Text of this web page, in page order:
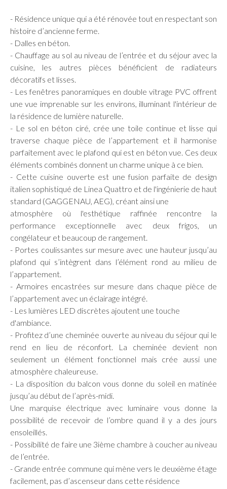
- Résidence unique qui a été rénovée tout en respectant son
histoire d’ancienne ferme.
- Dalles en béton.
- Chauffage au sol au niveau de l’entrée et du séjour avec la
cuisine, les autres pièces bénéficient de radiateurs
décoratifs et lisses.
- Les fenêtres panoramiques en double vitrage PVC offrent
une vue imprenable sur les environs, illuminant l'intérieur de
la résidence de lumière naturelle.
- Le sol en béton ciré, crée une toile continue et lisse qui
traverse chaque pièce de l’appartement et il harmonise
parfaitement avec le plafond qui est en béton vue. Ces deux
éléments combinés donnent un charme unique à ce bien.
- Cette cuisine ouverte est une fusion parfaite de design
italien sophistiqué de Linea Quattro et de l'ingénierie de haut
standard (GAGGENAU, AEG), créant ainsi une
atmosphère où l'esthétique raffinée rencontre la
performance exceptionnelle avec deux frigos, un
congélateur et beaucoup de rangement.
- Portes coulissantes sur mesure avec une hauteur jusqu’au
plafond qui s’intègrent dans l’élément rond au milieu de
l’appartement.
- Armoires encastrées sur mesure dans chaque pièce de
l’appartement avec un éclairage intégré.
- Les lumières LED discrètes ajoutent une touche
d'ambiance.
- Profitez d’une cheminée ouverte au niveau du séjour qui le
rend en lieu de réconfort. La cheminée devient non
seulement un élément fonctionnel mais crée aussi une
atmosphère chaleureuse.
- La disposition du balcon vous donne du soleil en matinée
jusqu’au début de l’après-midi.
Une marquise électrique avec luminaire vous donne la
possibilité de recevoir de l’ombre quand il y a des jours
ensoleillés.
- Possibilité de faire une 3ième chambre à coucher au niveau
de l’entrée.
- Grande entrée commune qui mène vers le deuxième étage
facilement, pas d’ascenseur dans cette résidence